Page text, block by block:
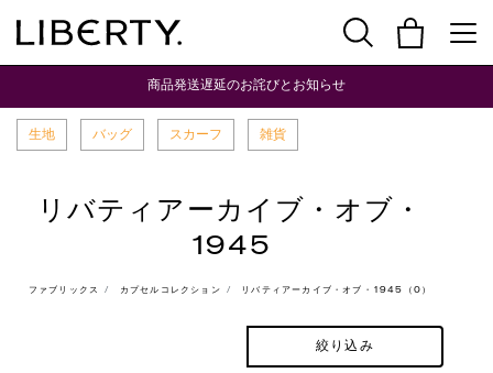
商品発送遅延のお詫びとお知らせ
生地 バッグ スカーフ 雑貨
リバティアーカイブ・オブ・
1945
ファブリックス カプセルコレクション リバティアーカイブ・オブ・1945（0）
絞り込み